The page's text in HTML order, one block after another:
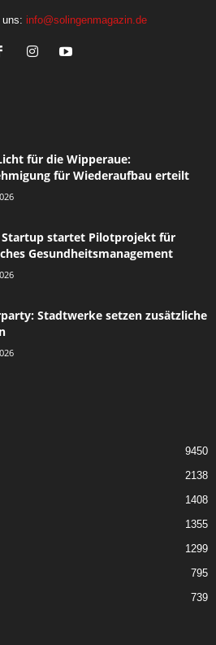
uns: info@solingenmagazin.de
für die Wipperaue:
für Wiederaufbau erteilt
Startup startet Pilotprojekt für
Gesundheitsmanagement
Stadtwerke setzen zusätzliche
9450
2138
1408
1355
1299
795
739